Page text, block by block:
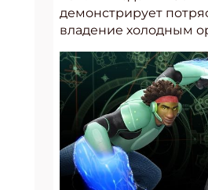
демонстрирует
владение холодным